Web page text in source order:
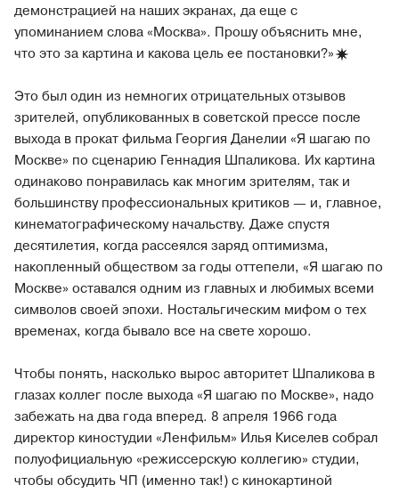
демонстрацией на наших экранах, да еще с
упоминанием слова «Москва». Прошу объяснить мне,
что это за картина и какова цель ее постановки?»
Это был один из немногих отрицательных отзывов
зрителей, опубликованных в советской прессе после
выхода в прокат фильма Георгия Данелии «Я шагаю по
Москве» по сценарию Геннадия Шпаликова. Их картина
одинаково понравилась как многим зрителям, так и
большинству профессиональных критиков — и, главное,
кинематографическому начальству. Даже спустя
десятилетия, когда рассеялся заряд оптимизма,
накопленный обществом за годы оттепели, «Я шагаю по
Москве» оставался одним из главных и любимых всеми
символов своей эпохи. Ностальгическим мифом о тех
временах, когда бывало все на свете хорошо.
Чтобы понять, насколько вырос авторитет Шпаликова в
глазах коллег после выхода «Я шагаю по Москве», надо
забежать на два года вперед. 8 апреля 1966 года
директор киностудии «Ленфильм» Илья Киселев собрал
полуофициальную «режиссерскую коллегию» студии,
чтобы обсудить ЧП (именно так!) с кинокартиной